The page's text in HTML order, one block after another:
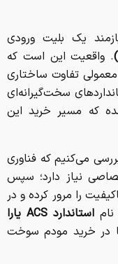
یک بلیت ورودی
. واقعیت این است که
تفاوت ساختاری
سخت‌گیرانه‌ای
که مسیر خرید این
می‌کنیم که فناوری
نیاز دارد؛ سپس
را مرور کرده و در
نام
استاندارد ACS یارا
در خرید مودم سوخت